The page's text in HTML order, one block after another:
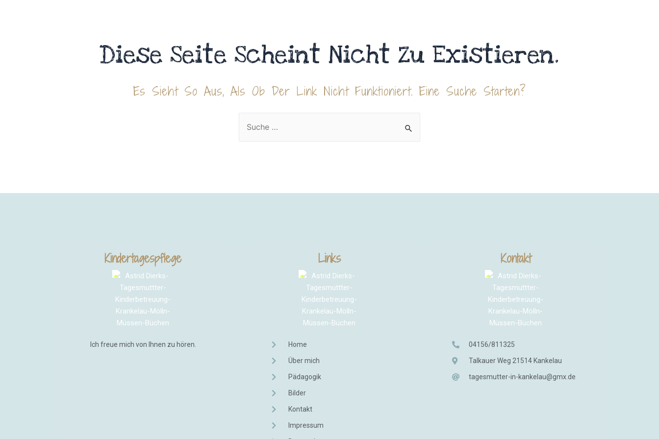
Diese Seite Scheint Nicht Zu Existieren.
Es Sieht So Aus, Als Ob Der Link Nicht Funktioniert. Eine Suche Starten?
Kindertagespflege
Ich freue mich von Ihnen zu hören.
Links
Home
Über mich
Pädagogik
Bilder
Kontakt
Impressum
Kontakt
04156/811325
Talkauer Weg 21514 Kankelau
tagesmutter-in-kankelau@gmx.de